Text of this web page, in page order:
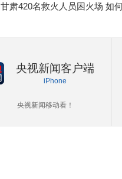
甘肃420名救火人员困火场 如
央视新闻客户端
iPhone
央视新闻移动看！